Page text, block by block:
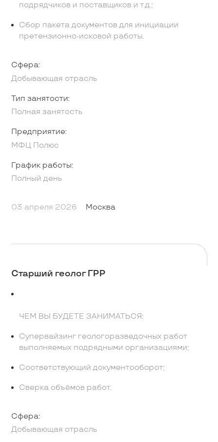
подрядчиков и поставщиков и т.д.;
Сбор пакета документов для инициации
претензионно-исковой работы.
Сфера:
Добывающая отрасль
Тип занятости:
Полная занятость
Предприятие:
МФЦ Полюс
График работы:
Полный день
03 апреля 2026 Москва
Старший геолог ГРР
ЧЕМ ВЫ БУДЕТЕ ЗАНИМАТЬСЯ:
Супервайзинг геологоразведочных работ
выполняемых подрядными организациями;
Соответствующий документооборот;
Сверка объёмов работ.
Сфера:
Добывающая отрасль